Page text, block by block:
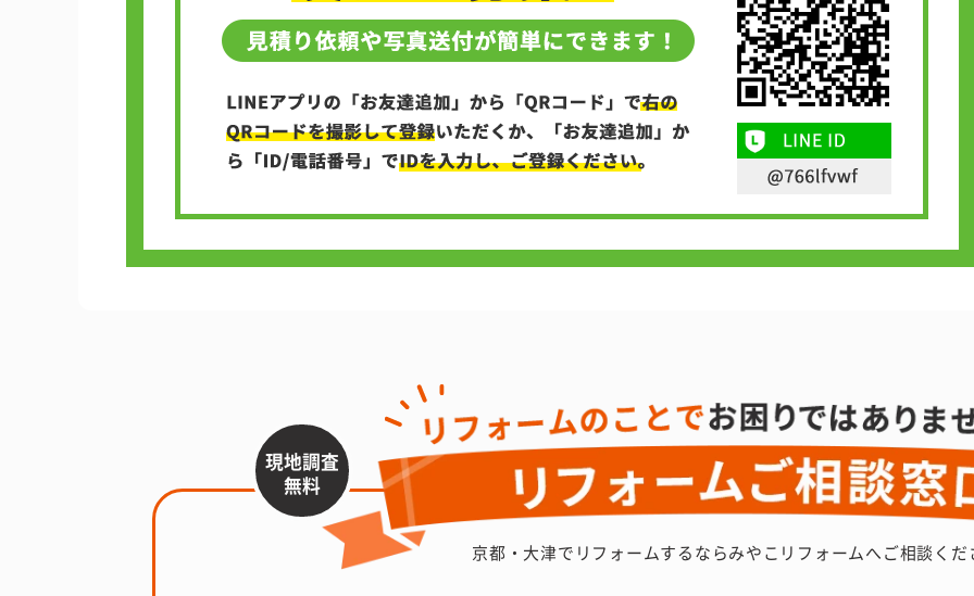
現地調査
無料
京都・大津でリフォームするならみやこリフォームへご相談くだ